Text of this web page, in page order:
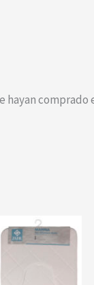
hayan